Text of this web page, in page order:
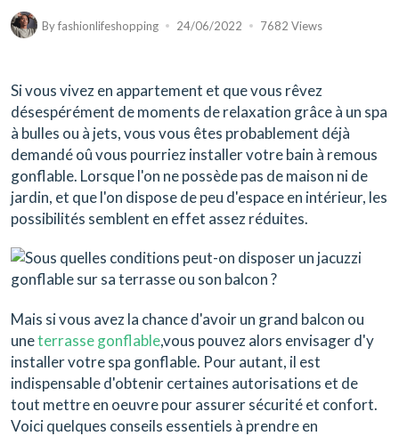
Byfashionlifeshopping 24/06/2022 7682 Views
Si vous vivez en appartement et que vous rêvez
désespérément de moments de relaxation grâce à un spa
à bulles ou à jets, vous vous êtes probablement déjà
demandé oû vous pourriez installer votre bain à remous
gonflable. Lorsque l'on ne possède pas de maison ni de
jardin, et que l'on dispose de peu d'espace en intérieur, les
possibilités semblent en effet assez réduites.
Mais si vous avez la chance d'avoir un grand balcon ou
uneterrasse gonflable,vous pouvez alors envisager d'y
installer votre spa gonflable. Pour autant, il est
indispensable d'obtenir certaines autorisations et de
tout mettre en oeuvre pour assurer sécurité et confort.
Voici quelques conseils essentiels à prendre en